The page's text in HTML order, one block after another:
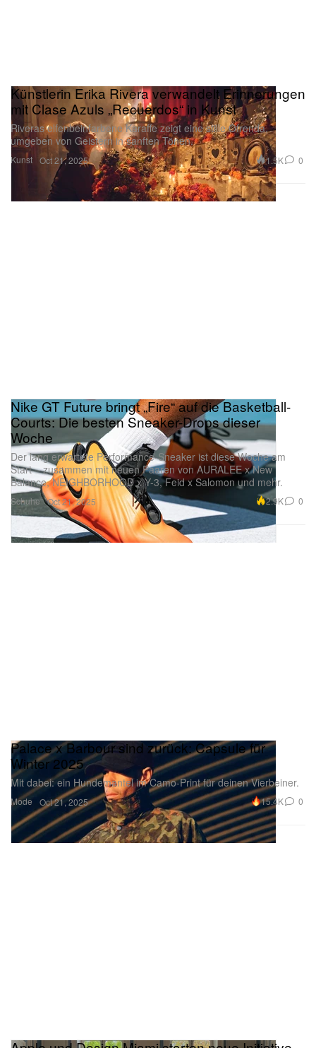
Kunst
mit Clase Azuls „Recuerdos“ in Kunst
Riveras elfenbeinfarbene Karaffe zeigt eine stille Ofrenda,
umgeben von Geistern in sanften Tönen.
Oct 21, 2025 1.5K
Schuhe
Courts: Die besten Sneaker-Drops dieser
Woche
Der lang erwartete Performance-Sneaker ist diese Woche am
Start – zusammen mit neuen Paaren von AURALEE x New
Balance, NEIGHBORHOOD x Y-3, Feid x Salomon und mehr.
Oct 21, 2025 2.9K
Mode
Winter 2025
Mit dabei: ein Hundemantel im Camo-Print für deinen Vierbeiner.
Oct 21, 2025 15.4K
für aufstrebende Designer:innen